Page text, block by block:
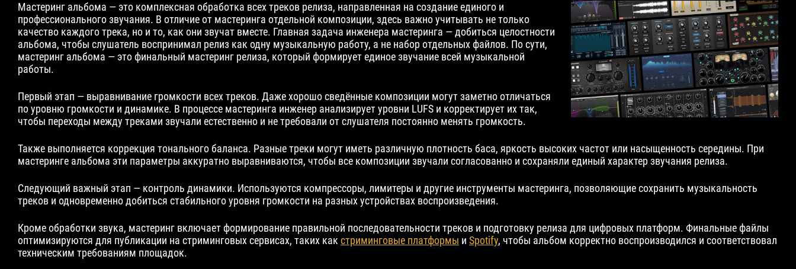
Мастеринг альбома — это комплексная обработка всех треков релиза, направленная на создание единого и
профессионального звучания. В отличие от мастеринга отдельной композиции, здесь важно учитывать не только
качество каждого трека, но и то, как они звучат вместе. Главная задача инженера мастеринга — добиться целостности
альбома, чтобы слушатель воспринимал релиз как одну музыкальную работу, а не набор отдельных файлов. По сути,
мастеринг альбома — это финальный мастеринг релиза, который формирует единое звучание всей музыкальной
работы.
Первый этап — выравнивание громкости всех треков. Даже хорошо сведённые композиции могут заметно отличаться
по уровню громкости и динамике. В процессе мастеринга инженер анализирует уровни LUFS и корректирует их так,
чтобы переходы между треками звучали естественно и не требовали от слушателя постоянно менять громкость.
Также выполняется коррекция тонального баланса. Разные треки могут иметь различную плотность баса, яркость высоких частот или насыщенность середины. При
мастеринге альбома эти параметры аккуратно выравниваются, чтобы все композиции звучали согласованно и сохраняли единый характер звучания релиза.
Следующий важный этап — контроль динамики. Используются компрессоры, лимитеры и другие инструменты мастеринга, позволяющие сохранить музыкальность
треков и одновременно добиться стабильного уровня громкости на разных устройствах воспроизведения.
Кроме обработки звука, мастеринг включает формирование правильной последовательности треков и подготовку релиза для цифровых платформ. Финальные файлы
оптимизируются для публикации на стриминговых сервисах, таких как стриминговые платформы и Spotify, чтобы альбом корректно воспроизводился и соответствовал
техническим требованиям площадок.